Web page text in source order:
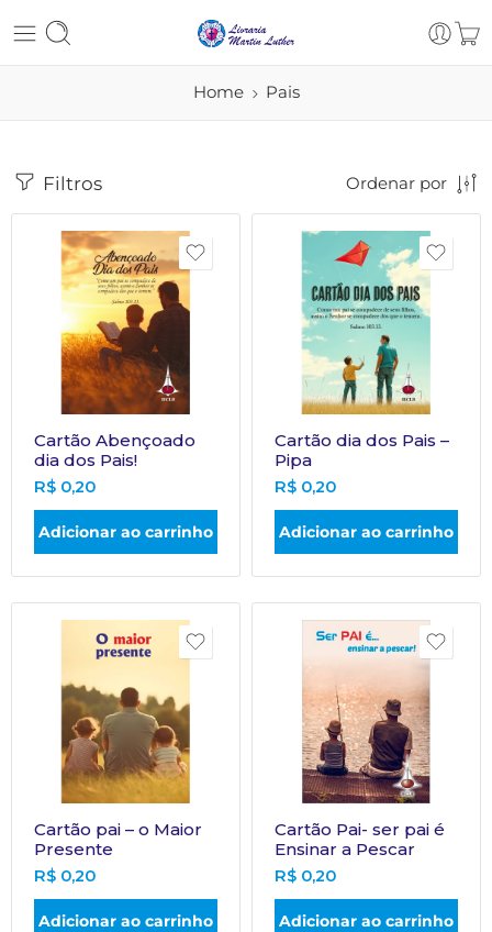
Home Pais
Filtros Ordenar por
Cartão Abençoado
dia dos Pais!
R$ 0,20
Adicionar ao carrinho
Cartão dia dos Pais –
Pipa
R$ 0,20
Adicionar ao carrinho
Cartão pai – o Maior
Presente
R$ 0,20
Adicionar ao carrinho
Cartão Pai- ser pai é
Ensinar a Pescar
R$ 0,20
Adicionar ao carrinho